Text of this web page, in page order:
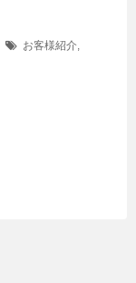
お客様紹介,